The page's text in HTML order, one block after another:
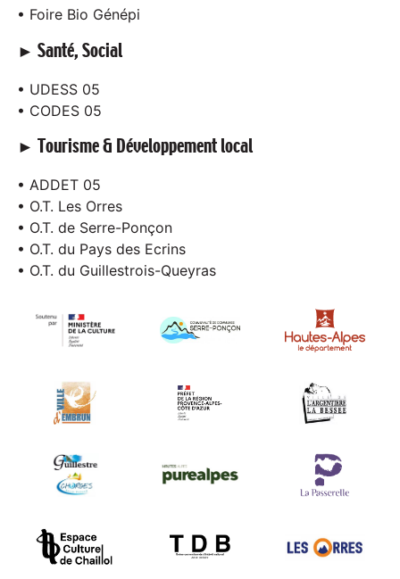
• Foire Bio Génépi
► Santé, Social
• UDESS 05
• CODES 05
► Tourisme & Développement local
• ADDET 05
• O.T. Les Orres
• O.T. de Serre-Ponçon
• O.T. du Pays des Ecrins
• O.T. du Guillestrois-Queyras